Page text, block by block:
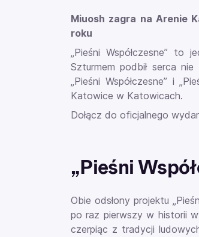
Miuosh zagra na Arenie
roku
„Pieśni Współczesne” to
Szturmem podbił serca
„Pieśni Współczesne” i
Katowice w Katowicach.
Dołącz do oficjalnego
„Pieśni
Obie odsłony projektu
po raz pierwszy w historii
czerpiąc z tradycji